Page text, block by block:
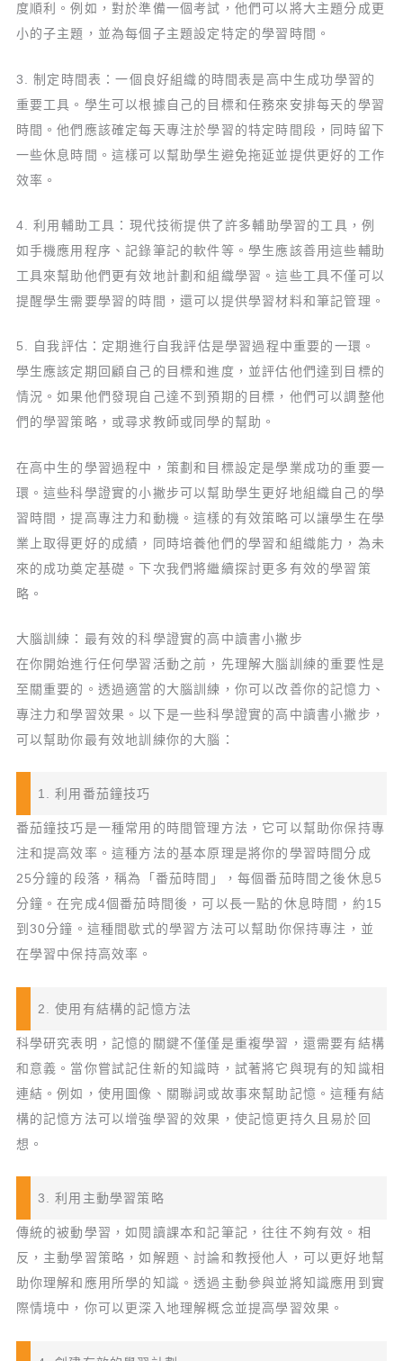
度順利。例如，對於準備一個考試，他們可以將大主題分成更
小的子主題，並為每個子主題設定特定的學習時間。
3. 制定時間表：一個良好組織的時間表是高中生成功學習的
重要工具。學生可以根據自己的目標和任務來安排每天的學習
時間。他們應該確定每天專注於學習的特定時間段，同時留下
一些休息時間。這樣可以幫助學生避免拖延並提供更好的工作
效率。
4. 利用輔助工具：現代技術提供了許多輔助學習的工具，例
如手機應用程序、記錄筆記的軟件等。學生應該善用這些輔助
工具來幫助他們更有效地計劃和組織學習。這些工具不僅可以
提醒學生需要學習的時間，還可以提供學習材料和筆記管理。
5. 自我評估：定期進行自我評估是學習過程中重要的一環。
學生應該定期回顧自己的目標和進度，並評估他們達到目標的
情況。如果他們發現自己達不到預期的目標，他們可以調整他
們的學習策略，或尋求教師或同學的幫助。
在高中生的學習過程中，策劃和目標設定是學業成功的重要一
環。這些科學證實的小撇步可以幫助學生更好地組織自己的學
習時間，提高專注力和動機。這樣的有效策略可以讓學生在學
業上取得更好的成績，同時培養他們的學習和組織能力，為未
來的成功奠定基礎。下次我們將繼續探討更多有效的學習策
略。
大腦訓練：最有效的科學證實的高中讀書小撇步
在你開始進行任何學習活動之前，先理解大腦訓練的重要性是
至關重要的。透過適當的大腦訓練，你可以改善你的記憶力、
專注力和學習效果。以下是一些科學證實的高中讀書小撇步，
可以幫助你最有效地訓練你的大腦：
1. 利用番茄鐘技巧
番茄鐘技巧是一種常用的時間管理方法，它可以幫助你保持專
注和提高效率。這種方法的基本原理是將你的學習時間分成
25分鐘的段落，稱為「番茄時間」，每個番茄時間之後休息5
分鐘。在完成4個番茄時間後，可以長一點的休息時間，約15
到30分鐘。這種間歇式的學習方法可以幫助你保持專注，並
在學習中保持高效率。
2. 使用有結構的記憶方法
科學研究表明，記憶的關鍵不僅僅是重複學習，還需要有結構
和意義。當你嘗試記住新的知識時，試著將它與現有的知識相
連結。例如，使用圖像、關聯詞或故事來幫助記憶。這種有結
構的記憶方法可以增強學習的效果，使記憶更持久且易於回
想。
3. 利用主動學習策略
傳統的被動學習，如閱讀課本和記筆記，往往不夠有效。相
反，主動學習策略，如解題、討論和教授他人，可以更好地幫
助你理解和應用所學的知識。透過主動參與並將知識應用到實
際情境中，你可以更深入地理解概念並提高學習效果。